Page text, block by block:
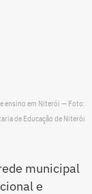
ensino em Niterói — Foto:
de Educação de Niterói
municipal
e